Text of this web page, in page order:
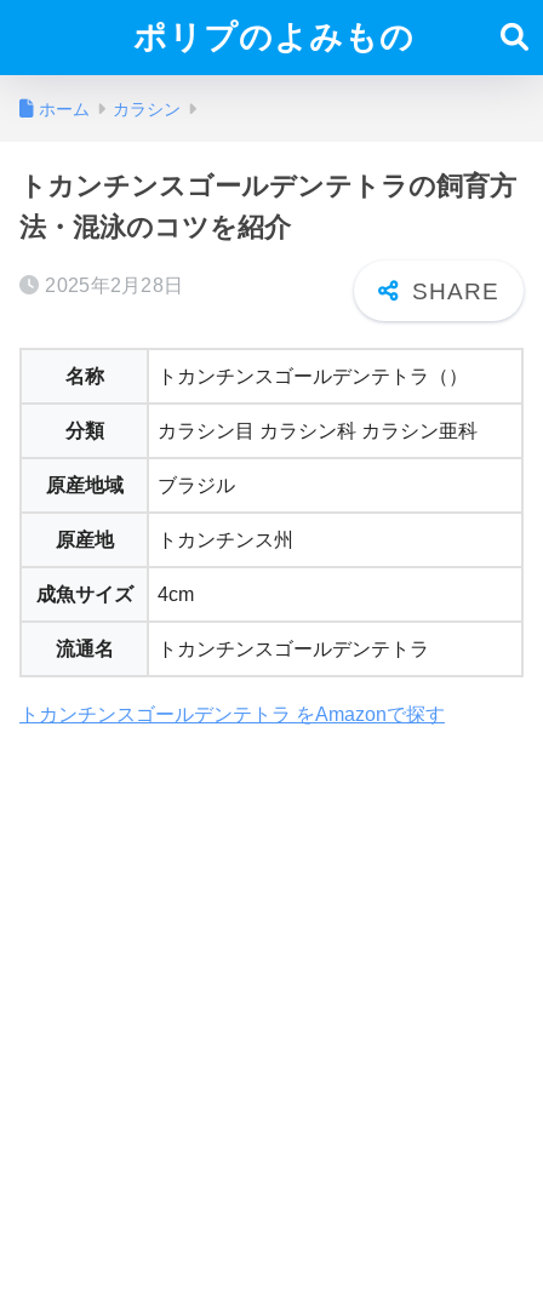
ポリプのよみもの
ホーム カラシン
トカンチンスゴールデンテトラの飼育方
法・混泳のコツを紹介
2025年2月28日
名称 トカンチンスゴールデンテトラ（）
分類 カラシン目 カラシン科 カラシン亜科
原産地域 ブラジル
原産地 トカンチンス州
成魚サイズ 4cm
流通名 トカンチンスゴールデンテトラ
トカンチンスゴールデンテトラ をAmazonで探す